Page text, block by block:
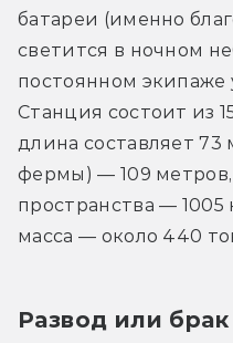
батареи (именно
светится в ночном
постоянном экипаже
Станция состоит из
длина составляет
фермы) — 109
пространства — 1005
масса — около 440
Развод или